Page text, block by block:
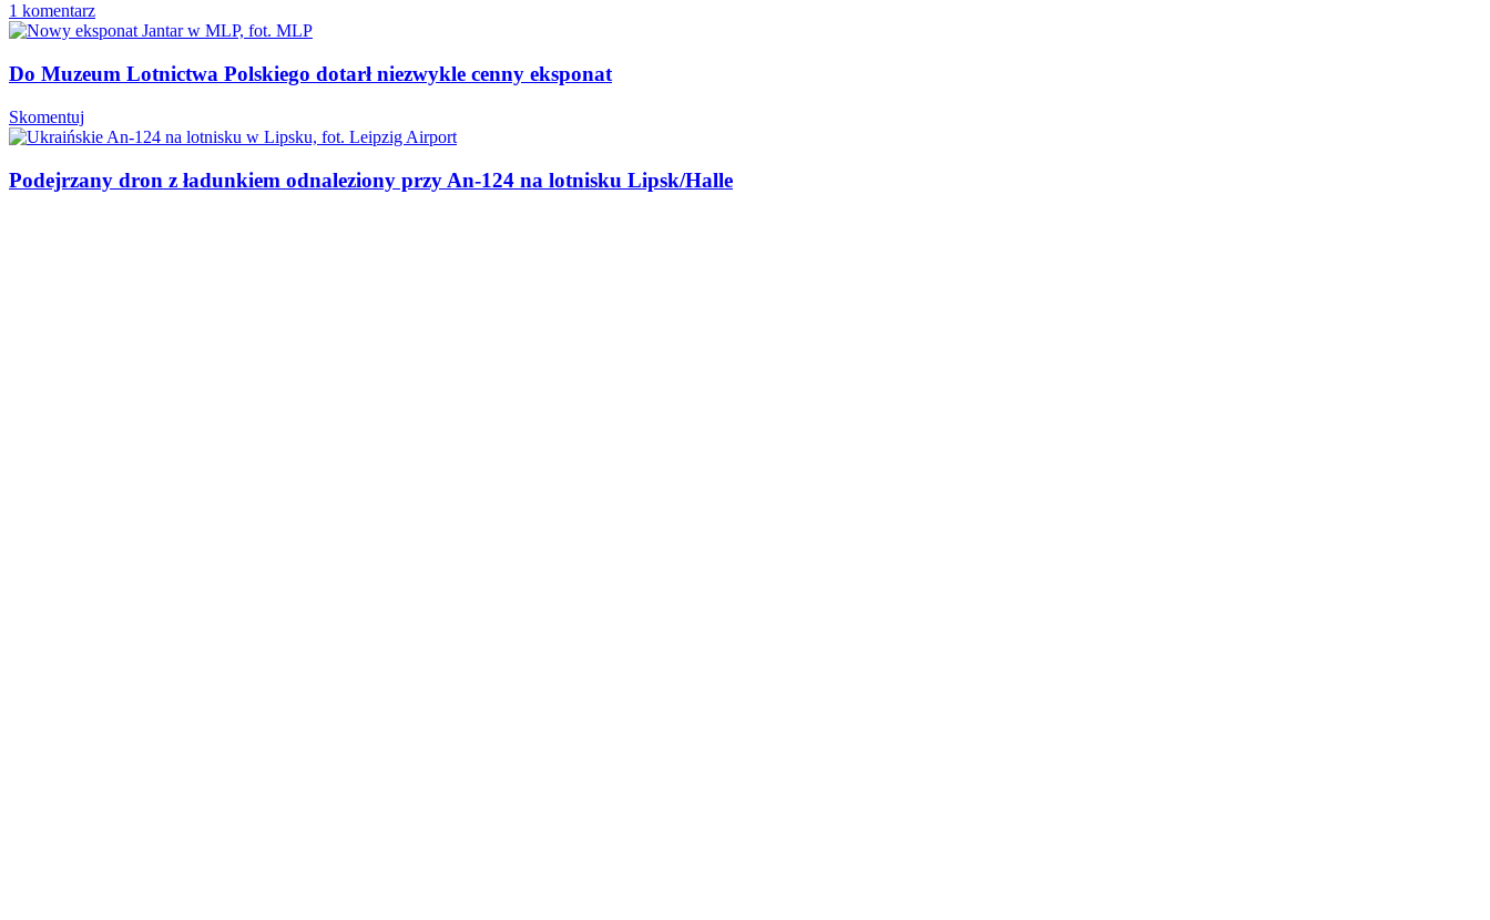
1 komentarz
Do Muzeum Lotnictwa Polskiego dotarł niezwykle cenny eksponat
Skomentuj
Podejrzany dron z ładunkiem odnaleziony przy An-124 na lotnisku Lipsk/Halle